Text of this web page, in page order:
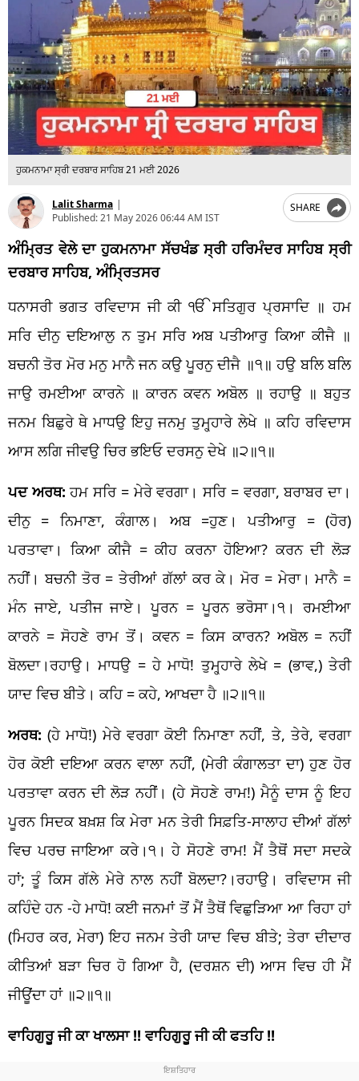
ਹੁਕਮਨਾਮਾ ਸ੍ਰੀ ਦਰਬਾਰ ਸਾਹਿਬ 21 ਮਈ 2026
Lalit Sharma |
Published:21 May 2026 06:44 AM IST
SHARE
ਅੰਮ੍ਰਿਤ ਵੇਲੇ ਦਾ ਹੁਕਮਨਾਮਾ ਸੱਚਖੰਡ ਸ੍ਰੀ ਹਰਿਮੰਦਰ ਸਾਹਿਬ ਸ੍ਰੀ
ਦਰਬਾਰ ਸਾਹਿਬ, ਅੰਮ੍ਰਿਤਸਰ
ਧਨਾਸਰੀ ਭਗਤ ਰਵਿਦਾਸ ਜੀ ਕੀ ੴ ਸਤਿਗੁਰ ਪ੍ਰਸਾਦਿ ॥ ਹਮ
ਸਰਿ ਦੀਨੁ ਦਇਆਲੁ ਨ ਤੁਮ ਸਰਿ ਅਬ ਪਤੀਆਰੁ ਕਿਆ ਕੀਜੈ ॥
ਬਚਨੀ ਤੋਰ ਮੋਰ ਮਨੁ ਮਾਨੈ ਜਨ ਕਉ ਪੂਰਨੁ ਦੀਜੈ ॥੧॥ ਹਉ ਬਲਿ ਬਲਿ
ਜਾਉ ਰਮਈਆ ਕਾਰਨੇ ॥ ਕਾਰਨ ਕਵਨ ਅਬੋਲ ॥ ਰਹਾਉ ॥ ਬਹੁਤ
ਜਨਮ ਬਿਛੁਰੇ ਥੇ ਮਾਧਉ ਇਹੁ ਜਨਮੁ ਤੁਮ੍ਹ੍ਹਾਰੇ ਲੇਖੇ ॥ ਕਹਿ ਰਵਿਦਾਸ
ਆਸ ਲਗਿ ਜੀਵਉ ਚਿਰ ਭਇਓ ਦਰਸਨੁ ਦੇਖੇ ॥੨॥੧॥
ਪਦ ਅਰਥ: ਹਮ ਸਰਿ = ਮੇਰੇ ਵਰਗਾ। ਸਰਿ = ਵਰਗਾ, ਬਰਾਬਰ ਦਾ।
ਦੀਨੁ = ਨਿਮਾਣਾ, ਕੰਗਾਲ। ਅਬ =ਹੁਣ। ਪਤੀਆਰੁ = (ਹੋਰ)
ਪਰਤਾਵਾ। ਕਿਆ ਕੀਜੈ = ਕੀਹ ਕਰਨਾ ਹੋਇਆ? ਕਰਨ ਦੀ ਲੋੜ
ਨਹੀਂ। ਬਚਨੀ ਤੋਰ = ਤੇਰੀਆਂ ਗੱਲਾਂ ਕਰ ਕੇ। ਮੋਰ = ਮੇਰਾ। ਮਾਨੈ =
ਮੰਨ ਜਾਏ, ਪਤੀਜ ਜਾਏ। ਪੂਰਨ = ਪੂਰਨ ਭਰੋਸਾ।੧। ਰਮਈਆ
ਕਾਰਨੇ = ਸੋਹਣੇ ਰਾਮ ਤੋਂ। ਕਵਨ = ਕਿਸ ਕਾਰਨ? ਅਬੋਲ = ਨਹੀਂ
ਬੋਲਦਾ।ਰਹਾਉ। ਮਾਧਉ = ਹੇ ਮਾਧੋ! ਤੁਮ੍ਹ੍ਹਾਰੇ ਲੇਖੇ = (ਭਾਵ,) ਤੇਰੀ
ਯਾਦ ਵਿਚ ਬੀਤੇ। ਕਹਿ = ਕਹੇ, ਆਖਦਾ ਹੈ ॥੨॥੧॥
ਅਰਥ: (ਹੇ ਮਾਧੋ!) ਮੇਰੇ ਵਰਗਾ ਕੋਈ ਨਿਮਾਣਾ ਨਹੀਂ, ਤੇ, ਤੇਰੇ, ਵਰਗਾ
ਹੋਰ ਕੋਈ ਦਇਆ ਕਰਨ ਵਾਲਾ ਨਹੀਂ, (ਮੇਰੀ ਕੰਗਾਲਤਾ ਦਾ) ਹੁਣ ਹੋਰ
ਪਰਤਾਵਾ ਕਰਨ ਦੀ ਲੋੜ ਨਹੀਂ। (ਹੇ ਸੋਹਣੇ ਰਾਮ!) ਮੈਨੂੰ ਦਾਸ ਨੂੰ ਇਹ
ਪੂਰਨ ਸਿਦਕ ਬਖ਼ਸ਼ ਕਿ ਮੇਰਾ ਮਨ ਤੇਰੀ ਸਿਫ਼ਤਿ-ਸਾਲਾਹ ਦੀਆਂ ਗੱਲਾਂ
ਵਿਚ ਪਰਚ ਜਾਇਆ ਕਰੇ।੧। ਹੇ ਸੋਹਣੇ ਰਾਮ! ਮੈਂ ਤੈਥੋਂ ਸਦਾ ਸਦਕੇ
ਹਾਂ; ਤੂੰ ਕਿਸ ਗੱਲੇ ਮੇਰੇ ਨਾਲ ਨਹੀਂ ਬੋਲਦਾ?।ਰਹਾਉ। ਰਵਿਦਾਸ ਜੀ
ਕਹਿੰਦੇ ਹਨ -ਹੇ ਮਾਧੋ! ਕਈ ਜਨਮਾਂ ਤੋਂ ਮੈਂ ਤੈਥੋਂ ਵਿਛੁੜਿਆ ਆ ਰਿਹਾ ਹਾਂ
(ਮਿਹਰ ਕਰ, ਮੇਰਾ) ਇਹ ਜਨਮ ਤੇਰੀ ਯਾਦ ਵਿਚ ਬੀਤੇ; ਤੇਰਾ ਦੀਦਾਰ
ਕੀਤਿਆਂ ਬੜਾ ਚਿਰ ਹੋ ਗਿਆ ਹੈ, (ਦਰਸ਼ਨ ਦੀ) ਆਸ ਵਿਚ ਹੀ ਮੈਂ
ਜੀਊਂਦਾ ਹਾਂ ॥੨॥੧॥
ਵਾਹਿਗੁਰੂ ਜੀ ਕਾ ਖਾਲਸਾ !! ਵਾਹਿਗੁਰੂ ਜੀ ਕੀ ਫਤਹਿ !!